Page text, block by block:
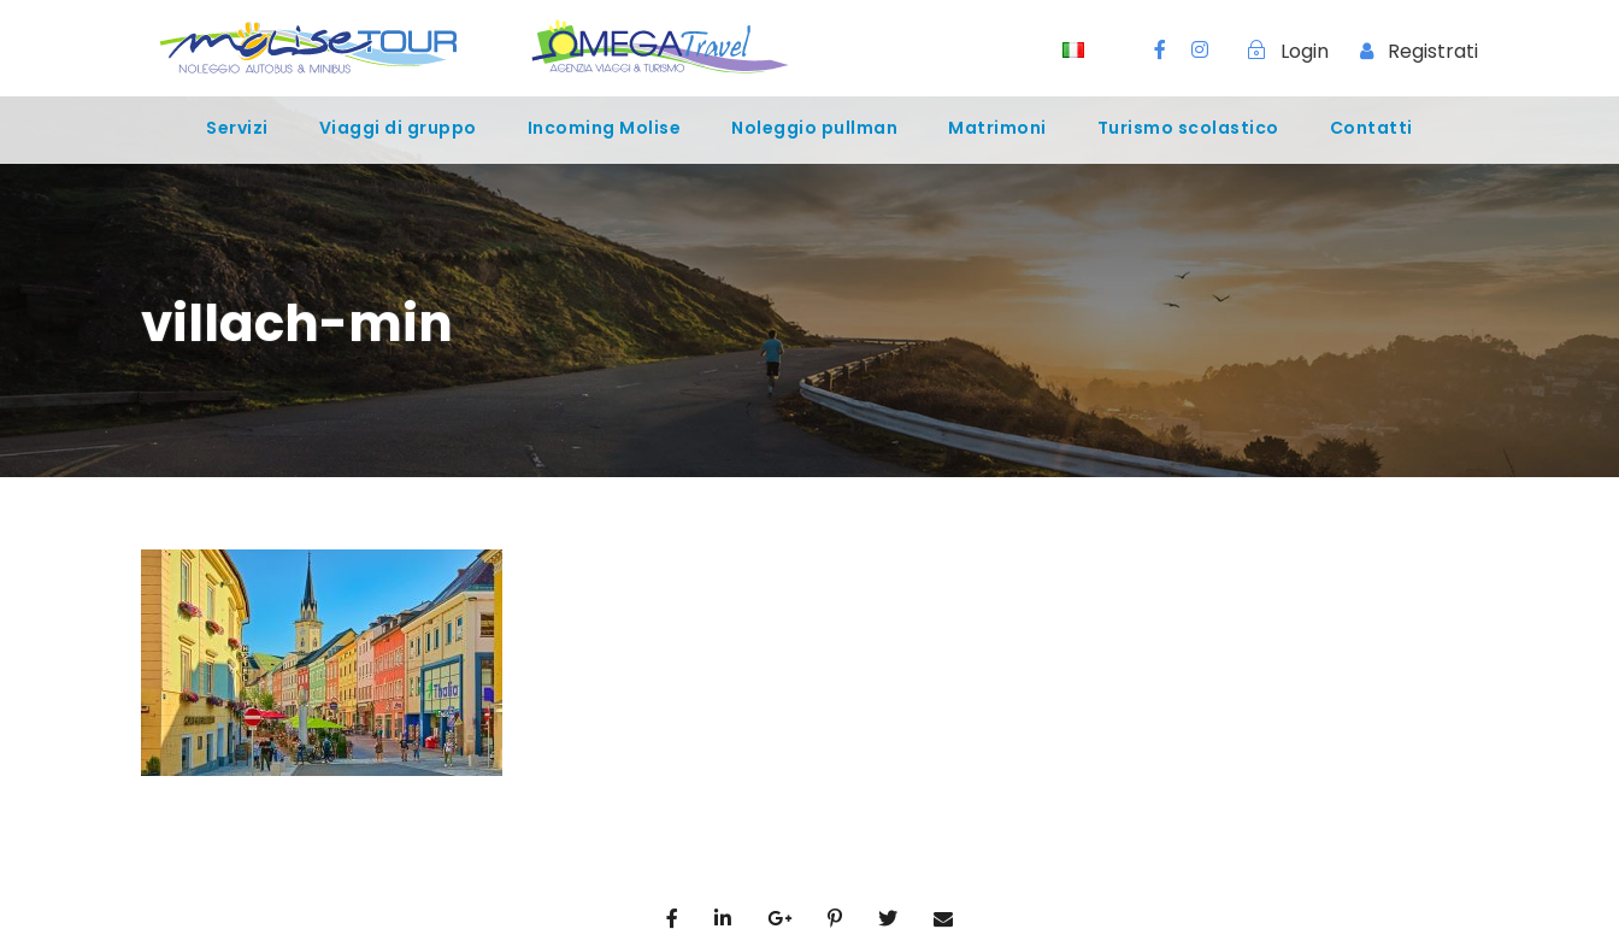
Login Registrati
Servizi Viaggi di gruppo Incoming Molise Noleggio pullman Matrimoni Turismo scolastico Contatti
villach-min